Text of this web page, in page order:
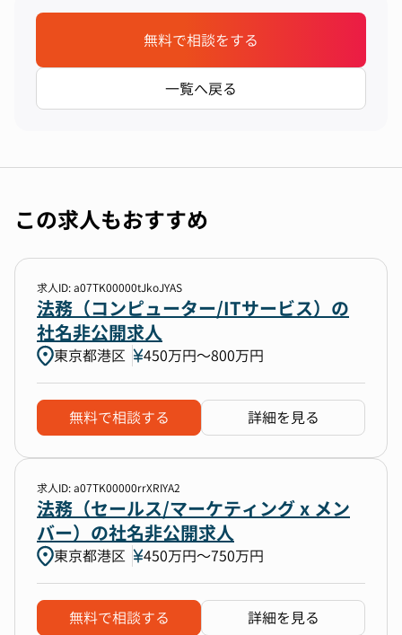
無料で相談をする
一覧へ戻る
この求人もおすすめ
求人ID: a07TK00000tJkoJYAS
法務（コンピューター/ITサービス）の
社名非公開求人
東京都港区 450万円〜800万円
無料で相談する 詳細を見る
求人ID: a07TK00000rrXRIYA2
法務（セールス/マーケティング x メン
バー）の社名非公開求人
東京都港区 450万円〜750万円
無料で相談する 詳細を見る